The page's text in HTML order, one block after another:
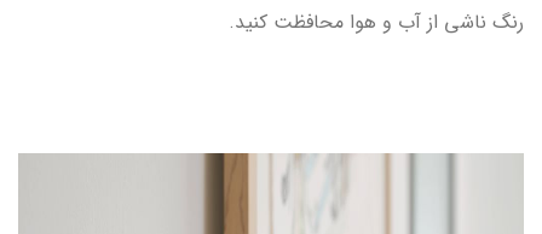
رنگ ناشی از آب و هوا محافظت کنید.